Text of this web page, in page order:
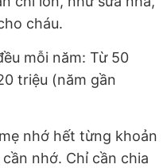
cháu.
mỗi năm: Từ 50
triệu (năm gần
nhớ hết từng khoản
nhớ. Chỉ cần chia